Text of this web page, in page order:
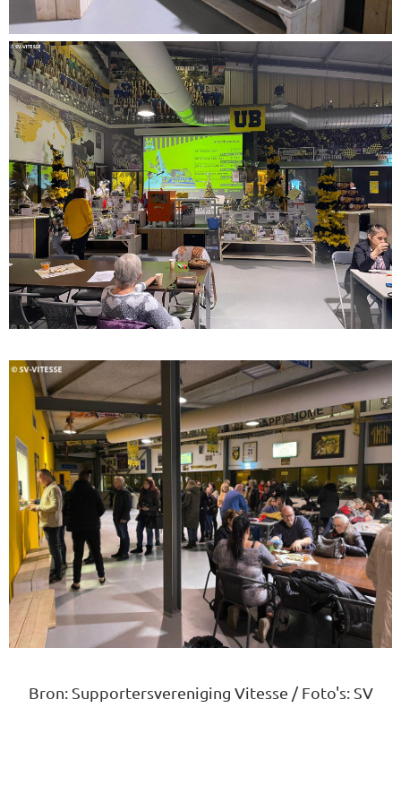
Bron: Supportersvereniging Vitesse / Foto's: SV